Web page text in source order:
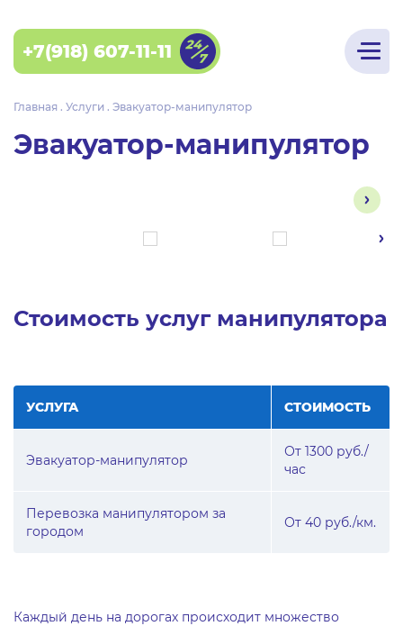
+7(918) 607-11-11
Главная . Услуги . Эвакуатор-манипулятор
Эвакуатор-манипулятор
Стоимость услуг манипулятора
УСЛУГА СТОИМОСТЬ
Эвакуатор-манипулятор
От 1300 руб./
час
Перевозка манипулятором за
городом
От 40 руб./км.
Каждый день на дорогах происходит множество